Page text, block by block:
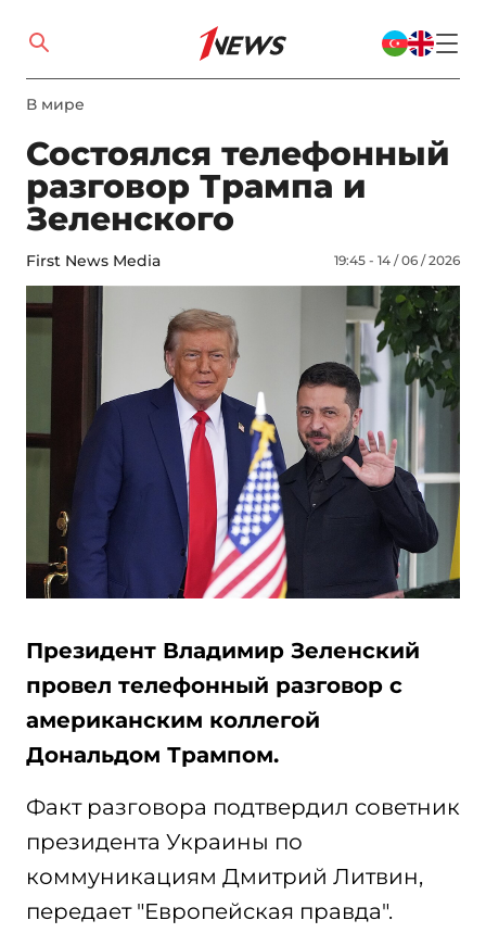
В мире
Состоялся телефонный
разговор Трампа и
Зеленского
First News Media 19:45 - 14 / 06 / 2026
Президент Владимир Зеленский
провел телефонный разговор с
американским коллегой
Дональдом Трампом.
Факт разговора подтвердил советник
президента Украины по
коммуникациям Дмитрий Литвин,
передает "Европейская правда".